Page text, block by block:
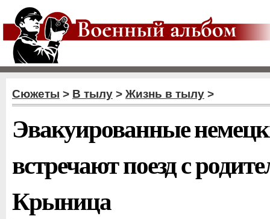
Сюжеты > В тылу > Жизнь в тылу >
Эвакуированные
встречают поезд с
Крыница